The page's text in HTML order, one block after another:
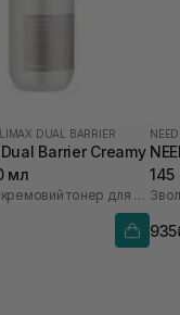
DUAL BARRIER
Dual Barrier Creamy
мл
Бар'єрний кремовий тонер для обличчя